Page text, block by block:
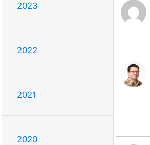
2023
2022
2021
2020